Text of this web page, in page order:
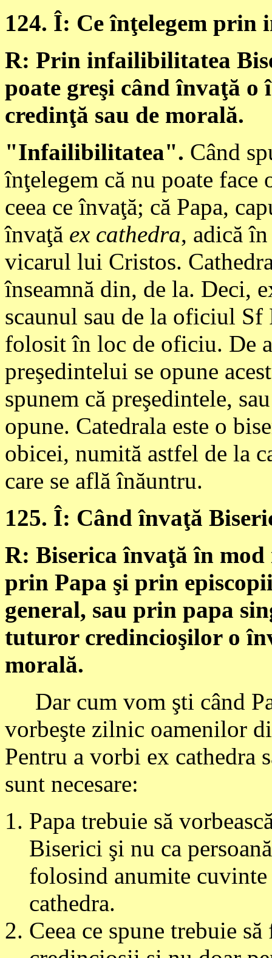
124. Î: Ce înţelegem
R: Prin infailibilitatea
poate greşi când învaţă
credinţă sau de morală.
"Infailibilitatea". Când
înţelegem că nu poate face
ceea ce învaţă; că Papa,
învaţă ex cathedra, adică
vicarul lui Cristos.
înseamnă din, de la. Deci,
scaunul sau de la oficiul Sf
folosit în loc de oficiu. De
preşedintelui se opune
spunem că preşedintele,
opune. Catedrala este o
obicei, numită astfel de la
care se află înăuntru.
125. Î: Când învaţă
R: Biserica învaţă în
prin Papa şi prin
general, sau prin papa
tuturor credincioşilor o
morală.
Dar cum vom şti când
vorbeşte zilnic oamenilor
Pentru a vorbi ex
sunt necesare:
Papa trebuie să
Biserici şi nu ca
folosind anumite
cathedra.
Ceea ce spune trebuie